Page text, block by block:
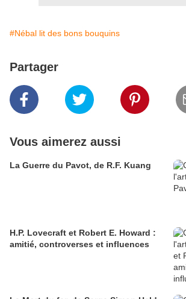
#Nébal lit des bons bouquins
Partager
Vous aimerez aussi
La Guerre du Pavot, de R.F. Kuang
H.P. Lovecraft et Robert E. Howard :
amitié, controverses et influences